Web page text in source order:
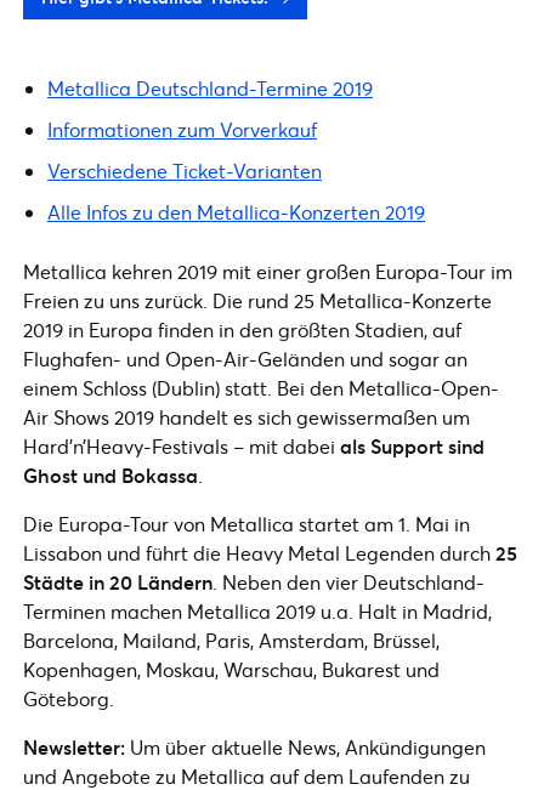
Metallica Deutschland-Termine 2019
Informationen zum Vorverkauf
Verschiedene Ticket-Varianten
Alle Infos zu den Metallica-Konzerten 2019
Metallica kehren 2019 mit einer großen Europa-Tour im
Freien zu uns zurück. Die rund 25 Metallica-Konzerte
2019 in Europa finden in den größten Stadien, auf
Flughafen- und Open-Air-Geländen und sogar an
einem Schloss (Dublin) statt. Bei den Metallica-Open-
Air Shows 2019 handelt es sich gewissermaßen um
Hard’n’Heavy-Festivals – mit dabei als Support sind
Ghost und Bokassa
Die Europa-Tour von Metallica startet am 1. Mai in
Lissabon und führt die Heavy Metal Legenden durch25
Städte in 20 Ländern . Neben den vier Deutschland-
Terminen machen Metallica 2019 u.a. Halt in Madrid,
Barcelona, Mailand, Paris, Amsterdam, Brüssel,
Kopenhagen, Moskau, Warschau, Bukarest und
Göteborg.
Newsletter: Um über aktuelle News, Ankündigungen
und Angebote zu Metallica auf dem Laufenden zu